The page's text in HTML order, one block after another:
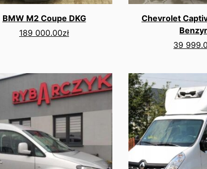
BMW M2 Coupe DKG
189 000.00zł
Chevrolet
39